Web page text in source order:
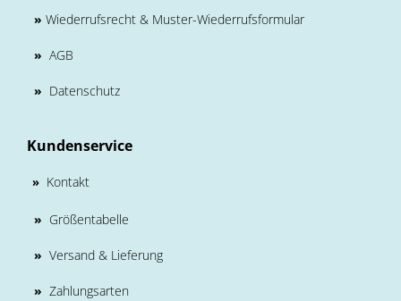
» Wiederrufsrecht & Muster-Wiederrufsformular
» AGB
» Datenschutz
Kundenservice
» Kontakt
» Größentabelle
» Versand & Lieferung
» Zahlungsarten